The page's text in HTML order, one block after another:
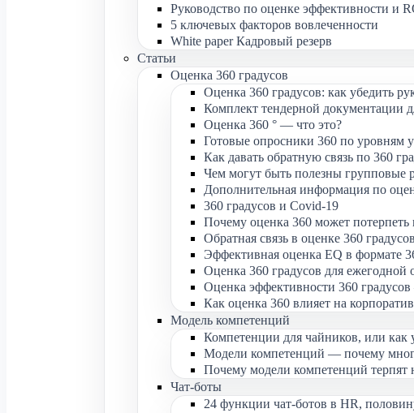
Руководство по оценке эффективности и
5 ключевых факторов вовлеченности
White paper Кадровый резерв
Статьи
Оценка 360 градусов
Оценка 360 градусов: как убедить
Комплект тендерной документации
Оценка 360 ° — что это?
Готовые опросники 360 по уровням
Как давать обратную связь по 360
Чем могут быть полезны групповые
Дополнительная информация по
360 градусов и Covid-19
Почему оценка 360 может потерпеть
Обратная связь в оценке 360
Эффективная оценка EQ в формате
Оценка 360 градусов для ежегодной
Оценка эффективности 360
Как оценка 360 влияет на
Модель компетенций
Компетенции для чайников, или как
Модели компетенций — почему
Почему модели компетенций терпят
Чат-боты
24 функции чат-ботов в HR,